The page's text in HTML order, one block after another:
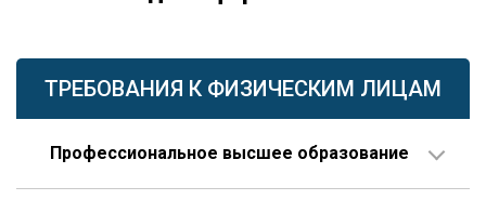
ТРЕБОВАНИЯ К ФИЗИЧЕСКИМ ЛИЦАМ
Профессиональное высшее образование